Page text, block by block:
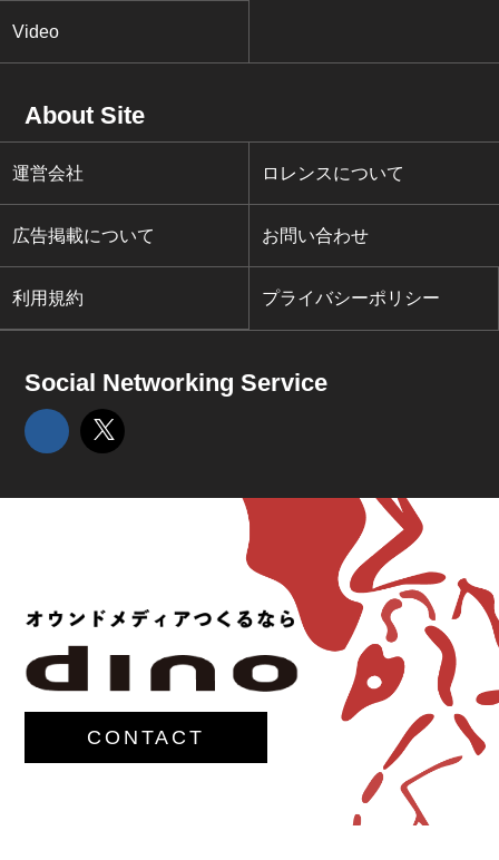
Video
About Site
運営会社 ロレンスについて
広告掲載について お問い合わせ
利用規約 プライバシーポリシー
Social Networking Service
CONTACT